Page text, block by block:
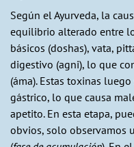
Según el Ayurveda, la
equilibrio alterado entre
básicos (doshas), vata,
digestivo (agni), lo que
(áma). Estas toxinas
gástrico, lo que causa
apetito. En esta etapa,
obvios, solo observamos